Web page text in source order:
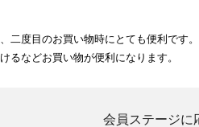
二度目のお買い物時にとても便利です。
るなどお買い物が便利になります。
会員ステージに